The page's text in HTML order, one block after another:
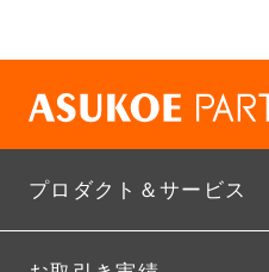
プロダクト＆サービス